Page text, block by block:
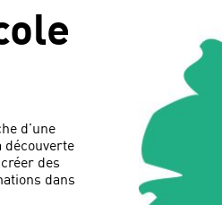
d’une
découverte
des
dans